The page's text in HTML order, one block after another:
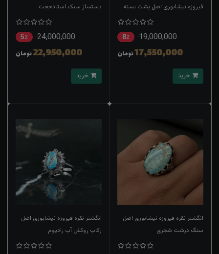
فیروزه نیشابوری اصل پشت بسته
19,000,000 8٪
17,550,000تومان
دستساز سبک استادحجت
24,000,000 5٪
22,950,000تومان
انگشتر نقره فیروزه نیشابوری اصل
سنگ درشت شجری
انگشتر نقره فیروزه نیشابوری اصل
رکاب روکش آب رادیوم